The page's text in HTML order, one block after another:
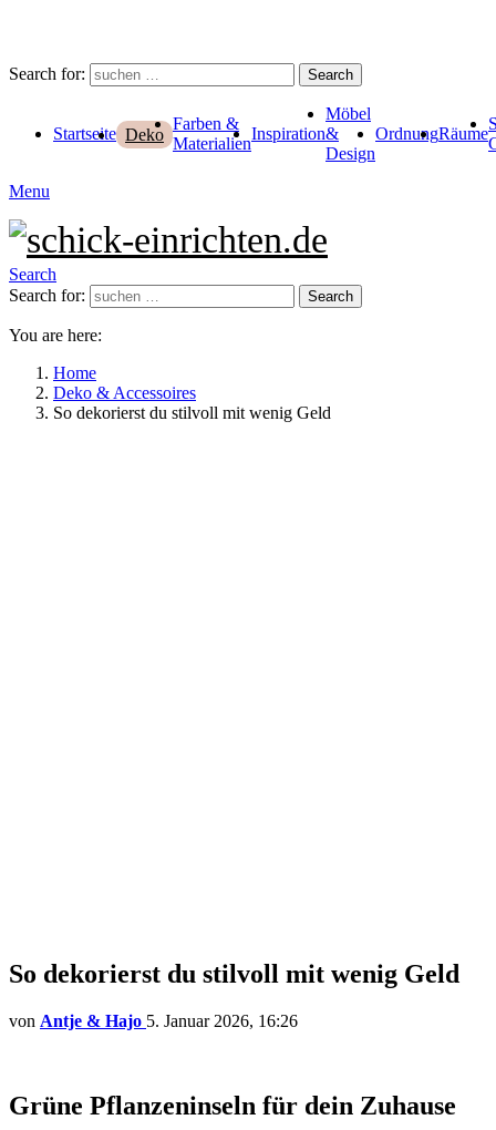
Search for: Search
Startseite Deko
Farben &
Materialien
Inspiration
Möbel
&
Design
OrdnungRäume
Menu
Search
Search for:
Search
You are here:
Home
Deko & Accessoires
So dekorierst du stilvoll mit wenig Geld
So dekorierst du stilvoll mit wenig Geld
von Antje & Hajo 5. Januar 2026, 16:26
Grüne Pflanzeninseln für dein Zuhause